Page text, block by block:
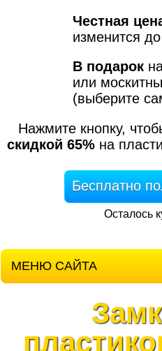
Честная
изменится
В подарок
или
(выберите
Нажмите кнопку,
скидкой 65% на
Бесплатно
Осталось
МЕНЮ САЙТА